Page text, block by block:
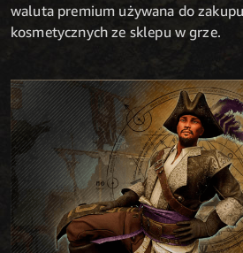
waluta premium używana do
kosmetycznych ze sklepu w grze.